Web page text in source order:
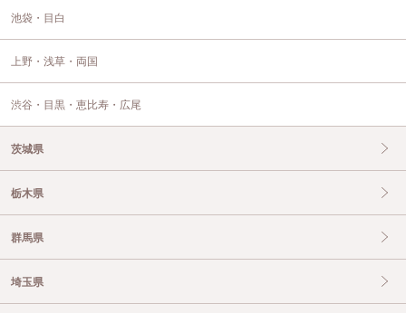
池袋・目白
上野・浅草・両国
渋谷・目黒・恵比寿・広尾
茨城県
栃木県
群馬県
埼玉県